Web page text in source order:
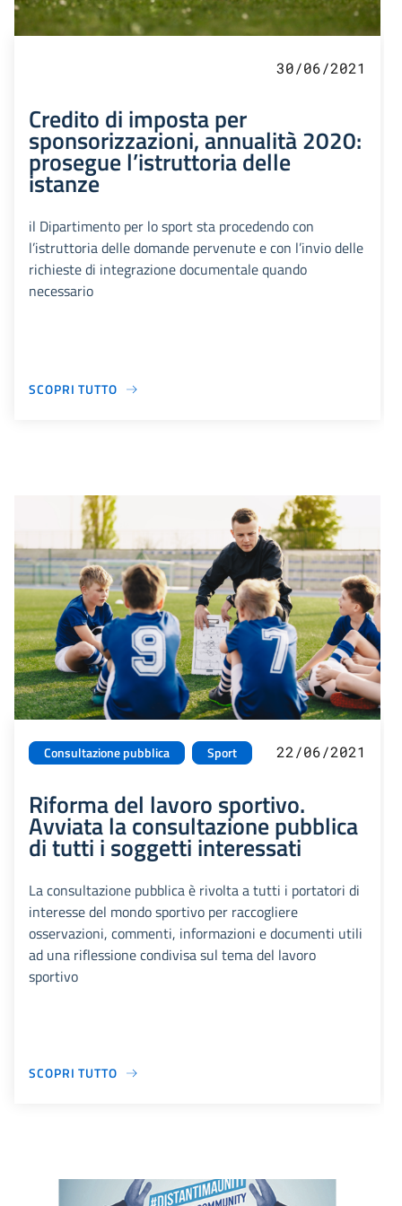
30/06/2021
Credito di imposta per
sponsorizzazioni, annualità 2020:
prosegue l’istruttoria delle
istanze
il Dipartimento per lo sport sta procedendo con
l’istruttoria delle domande pervenute e con l’invio delle
richieste di integrazione documentale quando
necessario
SCOPRI TUTTO
Consultazione pubblica Sport 22/06/2021
Riforma del lavoro sportivo.
Avviata la consultazione pubblica
di tutti i soggetti interessati
La consultazione pubblica è rivolta a tutti i portatori di
interesse del mondo sportivo per raccogliere
osservazioni, commenti, informazioni e documenti utili
ad una riflessione condivisa sul tema del lavoro
sportivo
SCOPRI TUTTO